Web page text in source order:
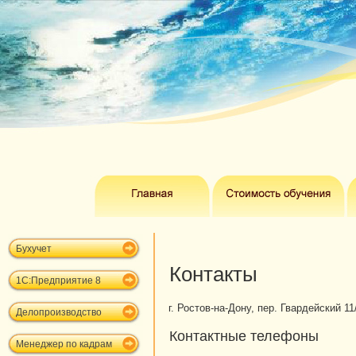
Бухучет
1С:Предприятие 8
Делопроизводство
Менеджер по кадрам
Контакты
г. Ростов-на-Дону, пер. Гвардейский
Контактные телефоны